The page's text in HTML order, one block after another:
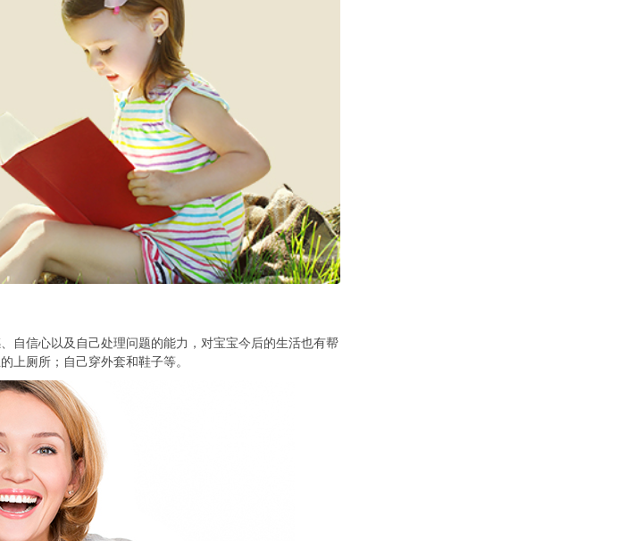
自信心以及自己处理问题的能力，对宝宝今后的生活也有帮
上厕所；自己穿外套和鞋子等。